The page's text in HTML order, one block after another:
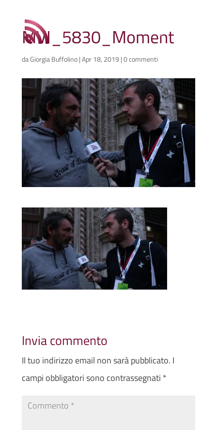
MVI_5830_Moment
daGiorgia Buffolino|Apr 18, 2019 |0 commenti
Invia commento
Il tuo indirizzo email non sarà pubblicato. I
campi obbligatori sono contrassegnati *